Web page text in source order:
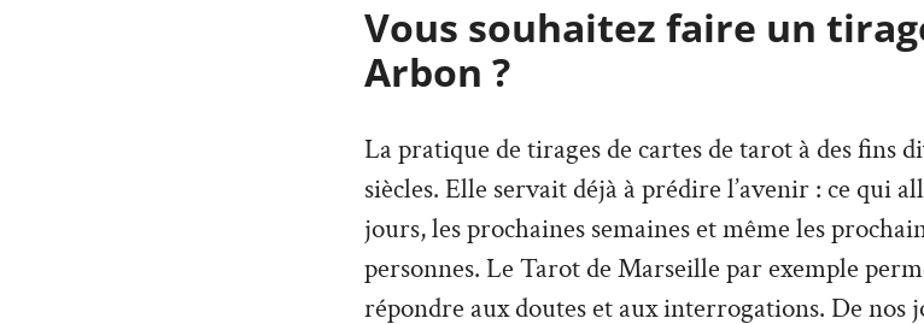
Vous souhaitez faire un
Arbon ?
La pratique de tirages de cartes de tarot à des fins
siècles. Elle servait déjà à prédire l’avenir : ce qui
jours, les prochaines semaines et même les
personnes. Le Tarot de Marseille par exemple
répondre aux doutes et aux interrogations. De nos